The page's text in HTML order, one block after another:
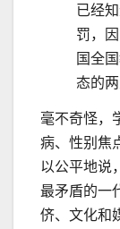
已经
罚，
国全
态的两
毫不奇怪，
病、性别焦
以公平地说
最矛盾的一
侪、文化和